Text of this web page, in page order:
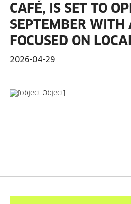
CAFÉ, IS SET TO
SEPTEMBER WITH
FOCUSED ON
2026-04-29